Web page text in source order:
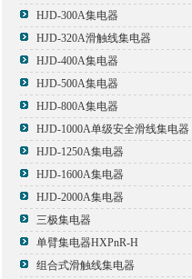
HJD-300A集电器
HJD-320A滑触线集电器
HJD-400A集电器
HJD-500A集电器
HJD-800A集电器
HJD-1000A单级安全滑线集电器
HJD-1250A集电器
HJD-1600A集电器
HJD-2000A集电器
三极集电器
单臂集电器HXPnR-H
组合式滑触线集电器